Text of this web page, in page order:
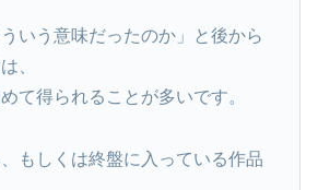
ういう意味だったのか」と後から
、
て得られることが多いです。
もしくは終盤に入っている作品